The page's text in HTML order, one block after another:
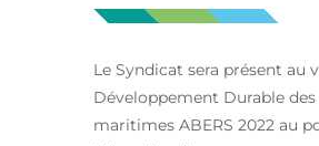
Le Syndicat sera présent au
Développement Durable des
maritimes ABERS 2022 au